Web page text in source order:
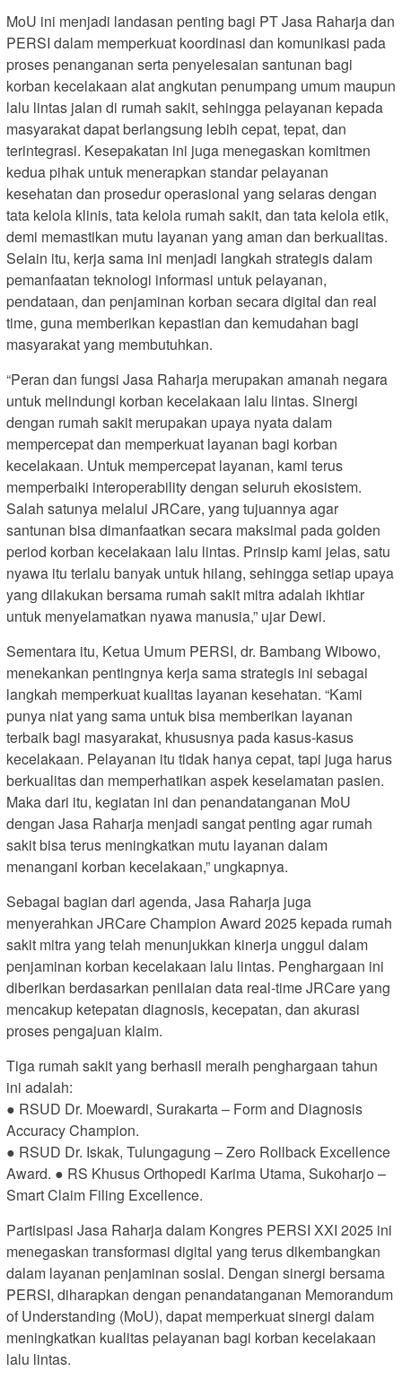
MoU ini menjadi landasan penting bagi PT Jasa Raharja dan
PERSI dalam memperkuat koordinasi dan komunikasi pada
proses penanganan serta penyelesaian santunan bagi
korban kecelakaan alat angkutan penumpang umum maupun
lalu lintas jalan di rumah sakit, sehingga pelayanan kepada
masyarakat dapat berlangsung lebih cepat, tepat, dan
terintegrasi. Kesepakatan ini juga menegaskan komitmen
kedua pihak untuk menerapkan standar pelayanan
kesehatan dan prosedur operasional yang selaras dengan
tata kelola klinis, tata kelola rumah sakit, dan tata kelola etik,
demi memastikan mutu layanan yang aman dan berkualitas.
Selain itu, kerja sama ini menjadi langkah strategis dalam
pemanfaatan teknologi informasi untuk pelayanan,
pendataan, dan penjaminan korban secara digital dan real
time, guna memberikan kepastian dan kemudahan bagi
masyarakat yang membutuhkan.
“Peran dan fungsi Jasa Raharja merupakan amanah negara
untuk melindungi korban kecelakaan lalu lintas. Sinergi
dengan rumah sakit merupakan upaya nyata dalam
mempercepat dan memperkuat layanan bagi korban
kecelakaan. Untuk mempercepat layanan, kami terus
memperbaiki interoperability dengan seluruh ekosistem.
Salah satunya melalui JRCare, yang tujuannya agar
santunan bisa dimanfaatkan secara maksimal pada golden
period korban kecelakaan lalu lintas. Prinsip kami jelas, satu
nyawa itu terlalu banyak untuk hilang, sehingga setiap upaya
yang dilakukan bersama rumah sakit mitra adalah ikhtiar
untuk menyelamatkan nyawa manusia,” ujar Dewi.
Sementara itu, Ketua Umum PERSI, dr. Bambang Wibowo,
menekankan pentingnya kerja sama strategis ini sebagai
langkah memperkuat kualitas layanan kesehatan. “Kami
punya niat yang sama untuk bisa memberikan layanan
terbaik bagi masyarakat, khususnya pada kasus-kasus
kecelakaan. Pelayanan itu tidak hanya cepat, tapi juga harus
berkualitas dan memperhatikan aspek keselamatan pasien.
Maka dari itu, kegiatan ini dan penandatanganan MoU
dengan Jasa Raharja menjadi sangat penting agar rumah
sakit bisa terus meningkatkan mutu layanan dalam
menangani korban kecelakaan,” ungkapnya.
Sebagai bagian dari agenda, Jasa Raharja juga
menyerahkan JRCare Champion Award 2025 kepada rumah
sakit mitra yang telah menunjukkan kinerja unggul dalam
penjaminan korban kecelakaan lalu lintas. Penghargaan ini
diberikan berdasarkan penilaian data real-time JRCare yang
mencakup ketepatan diagnosis, kecepatan, dan akurasi
proses pengajuan klaim.
Tiga rumah sakit yang berhasil meraih penghargaan tahun
ini adalah:
● RSUD Dr. Moewardi, Surakarta – Form and Diagnosis
Accuracy Champion.
● RSUD Dr. Iskak, Tulungagung – Zero Rollback Excellence
Award. ● RS Khusus Orthopedi Karima Utama, Sukoharjo –
Smart Claim Filing Excellence.
Partisipasi Jasa Raharja dalam Kongres PERSI XXI 2025 ini
menegaskan transformasi digital yang terus dikembangkan
dalam layanan penjaminan sosial. Dengan sinergi bersama
PERSI, diharapkan dengan penandatanganan Memorandum
of Understanding (MoU), dapat memperkuat sinergi dalam
meningkatkan kualitas pelayanan bagi korban kecelakaan
lalu lintas.